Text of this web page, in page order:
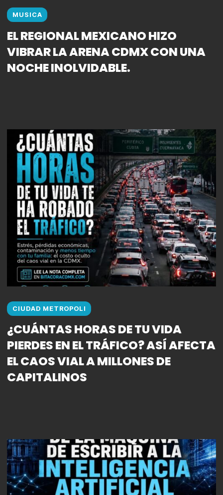
MUSICA
EL REGIONAL MEXICANO HIZO
VIBRAR LA ARENA CDMX CON UNA
NOCHE INOLVIDABLE.
CIUDAD METROPOLI
¿CUÁNTAS HORAS DE TU VIDA
PIERDES EN EL TRÁFICO? ASÍ AFECTA
EL CAOS VIAL A MILLONES DE
CAPITALINOS